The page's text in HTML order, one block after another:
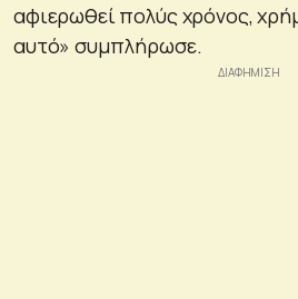
αφιερωθεί πολύς χρόνος,
αυτό» συμπλήρωσε.